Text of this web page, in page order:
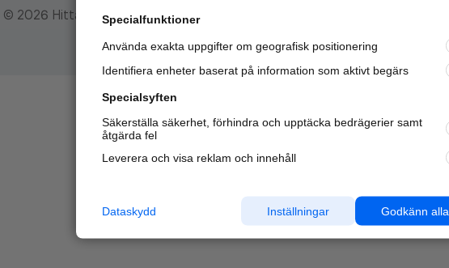
© 2026 Hitta.se Specialfunktioner
Använda exakta uppgifter om geografisk positionering
Identifiera enheter baserat på information som aktivt begärs
Specialsyften
Säkerställa säkerhet, förhindra och upptäcka bedrägerier samt
åtgärda fel
Leverera och visa reklam och innehåll
Godkänn alla
Inställningar
Dataskydd